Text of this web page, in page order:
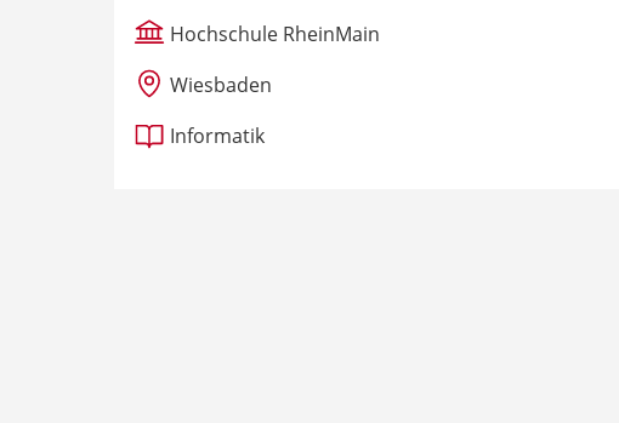
Hochschule RheinMain
Wiesbaden
Informatik